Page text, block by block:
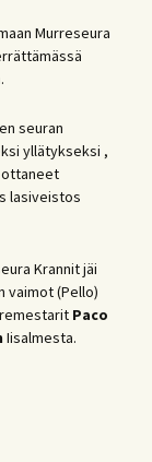
Murreseura
seuran
yllätykseksi ,
ottaneet
lasiveistos
Krannit jäi
vaimot (Pello)
Paco
Iisalmesta.